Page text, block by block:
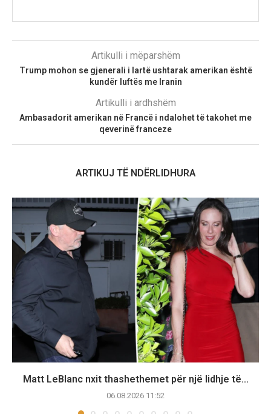
Artikulli i mëparshëm
Trump mohon se gjenerali i lartë ushtarak amerikan është
kundër luftës me Iranin
Artikulli i ardhshëm
Ambasadorit amerikan në Francë i ndalohet të takohet me
qeverinë franceze
ARTIKUJ TË NDËRLIDHURA
Matt LeBlanc nxit thashethemet për një lidhje të...
06.08.2026 11:52